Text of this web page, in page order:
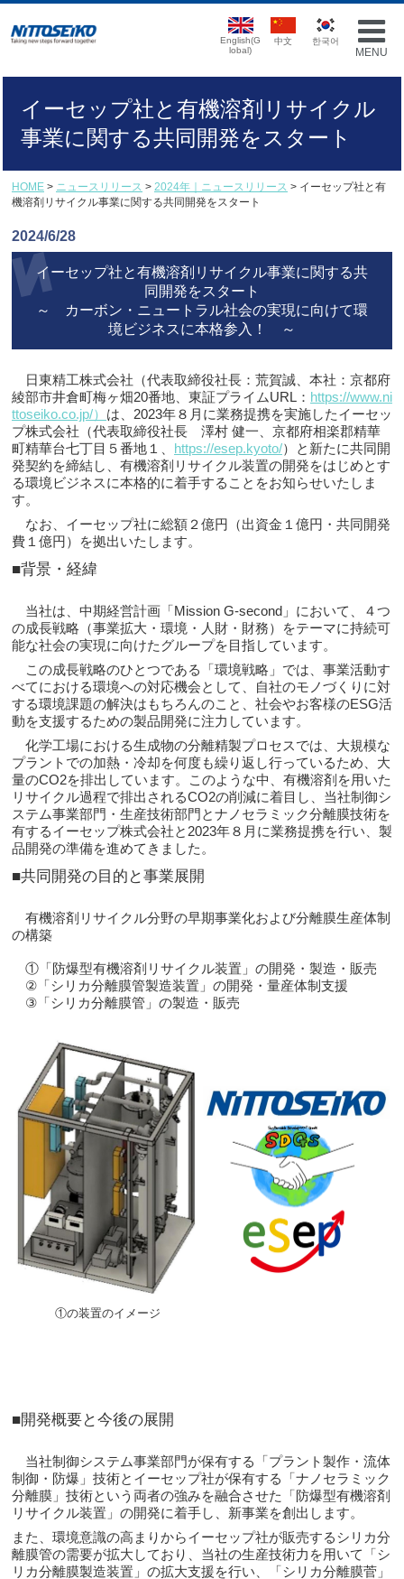
MENU
English(G
lobal)
中文 한국어
イーセップ社と有機溶剤リサイクル
事業に関する共同開発をスタート
HOME > ニュースリリース > 2024年｜ニュースリリース > イーセップ社と有
機溶剤リサイクル事業に関する共同開発をスタート
2024/6/28
イーセップ社と有機溶剤リサイクル事業に関する共
同開発をスタート
～ カーボン・ニュートラル社会の実現に向けて環
境ビジネスに本格参入！ ～
日東精工株式会社（代表取締役社長：荒賀誠、本社：京都府
綾部市井倉町梅ヶ畑20番地、東証プライムURL： https://www.ni
ttoseiko.co.jp/） は、2023年８月に業務提携を実施したイーセッ
プ株式会社（代表取締役社長 澤村 健一、京都府相楽郡精華
町精華台七丁目５番地１、
https://esep.kyoto/）と新たに共同開
発契約を締結し、有機溶剤リサイクル装置の開発をはじめとす
る環境ビジネスに本格的に着手することをお知らせいたしま
す。
なお、イーセップ社に総額２億円（出資金１億円・共同開発
費１億円）を拠出いたします。
■背景・経緯
当社は、中期経営計画「Mission G-second」において、４つ
の成長戦略（事業拡大・環境・人財・財務）をテーマに持続可
能な社会の実現に向けたグループを目指しています。
この成長戦略のひとつである「環境戦略」では、事業活動す
べてにおける環境への対応機会として、自社のモノづくりに対
する環境課題の解決はもちろんのこと、社会やお客様のESG活
動を支援するための製品開発に注力しています。
化学工場における生成物の分離精製プロセスでは、大規模な
プラントでの加熱・冷却を何度も繰り返し行っているため、大
量のCO2を排出しています。このような中、有機溶剤を用いた
リサイクル過程で排出されるCO2の削減に着目し、当社制御シ
ステム事業部門・生産技術部門とナノセラミック分離膜技術を
有するイーセップ株式会社と2023年８月に業務提携を行い、製
品開発の準備を進めてきました。
■共同開発の目的と事業展開
有機溶剤リサイクル分野の早期事業化および分離膜生産体制
の構築
①「防爆型有機溶剤リサイクル装置」の開発・製造・販売
②「シリカ分離膜管製造装置」の開発・量産体制支援
③「シリカ分離膜管」の製造・販売
①の装置のイメージ
■開発概要と今後の展開
当社制御システム事業部門が保有する「プラント製作・流体
制御・防爆」技術とイーセップ社が保有する「ナノセラミック
分離膜」技術という両者の強みを融合させた「防爆型有機溶剤
リサイクル装置」の開発に着手し、新事業を創出します。
また、環境意識の高まりからイーセップ社が販売するシリカ分
離膜管の需要が拡大しており、当社の生産技術力を用いて「シ
リカ分離膜製造装置」の拡大支援を行い、「シリカ分離膜菅」